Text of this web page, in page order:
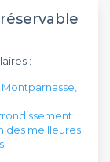
:
des meilleures